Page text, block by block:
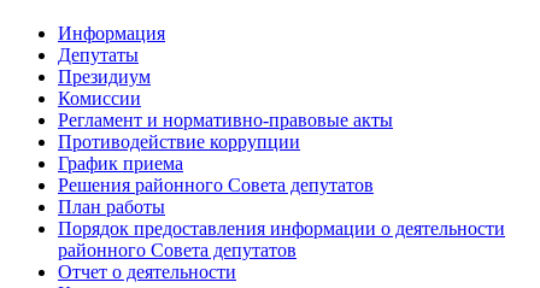
Информация
Депутаты
Президиум
Комиссии
Регламент и нормативно-правовые акты
Противодействие коррупции
График приема
Решения районного Совета депутатов
План работы
Порядок предоставления информации о деятельности
районного Совета депутатов
Отчет о деятельности